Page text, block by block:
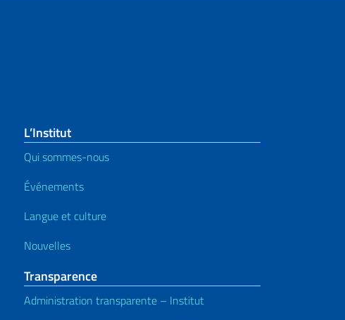
L’Institut
Qui sommes-nous
Événements
Langue et culture
Nouvelles
Transparence
Administration transparente – Institut